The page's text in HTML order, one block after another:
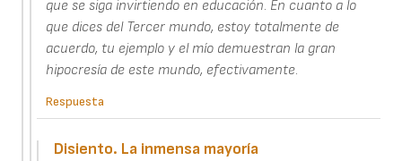
que se siga invirtiendo en educación. En cuanto a lo
que dices del Tercer mundo, estoy totalmente de
acuerdo, tu ejemplo y el mío demuestran la gran
hipocresía de este mundo, efectivamente.
Respuesta
Disiento. La inmensa mayoría